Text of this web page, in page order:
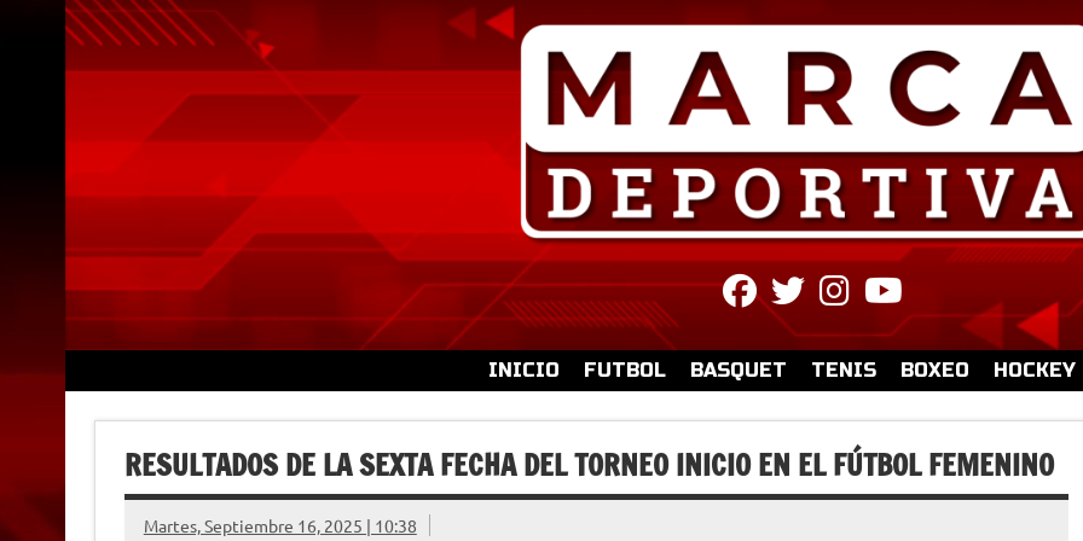
fab
fa-
facebook
fab
fa-
twitter
fab
fa-
instagram
fa-
youtube
INICIO FUTBOL BASQUET TENIS BOXEO HOCKEY
RESULTADOS DE LA SEXTA FECHA DEL TORNEO INICIO EN EL FÚTBOL FEMENINO
Martes, Septiembre 16, 2025 | 10:38